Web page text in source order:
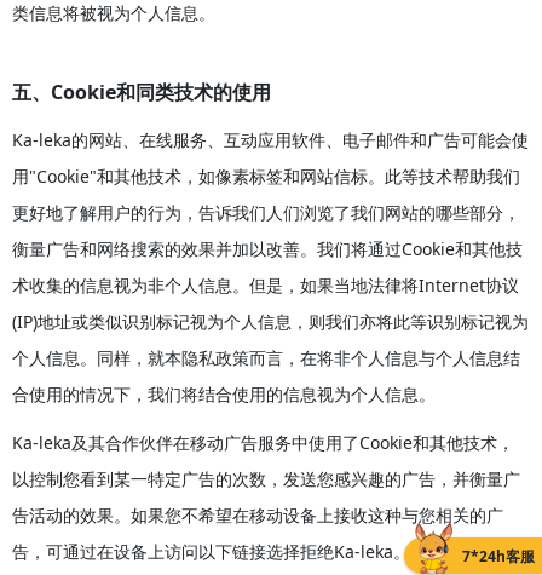
类信息将被视为个人信息。
五、Cookie和同类技术的使用
Ka-leka的网站、在线服务、互动应用软件、电子邮件和广告可能会使
用"Cookie"和其他技术，如像素标签和网站信标。此等技术帮助我们
更好地了解用户的行为，告诉我们人们浏览了我们网站的哪些部分，
衡量广告和网络搜索的效果并加以改善。我们将通过Cookie和其他技
术收集的信息视为非个人信息。但是，如果当地法律将Internet协议
(IP)地址或类似识别标记视为个人信息，则我们亦将此等识别标记视为
个人信息。同样，就本隐私政策而言，在将非个人信息与个人信息结
合使用的情况下，我们将结合使用的信息视为个人信息。
Ka-leka及其合作伙伴在移动广告服务中使用了Cookie和其他技术，
以控制您看到某一特定广告的次数，发送您感兴趣的广告，并衡量广
告活动的效果。如果您不希望在移动设备上接收这种与您相关的广
告，可通过在设备上访问以下链接选择拒绝Ka-leka。如果您选择拒
7*24h客服